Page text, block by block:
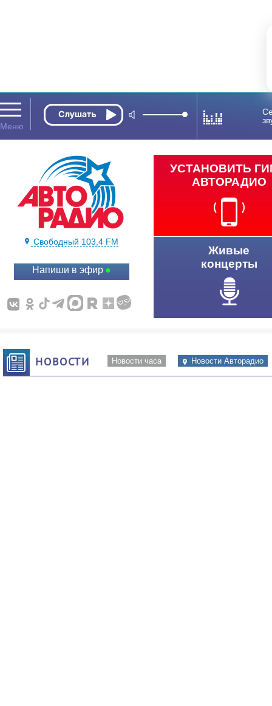
Свободный 103,4 FM
Напиши в эфир
УСТАНОВИТЬ
АВТОРАДИО
Живые
концерты
НОВОСТИ Новости часа Новости Авторадио